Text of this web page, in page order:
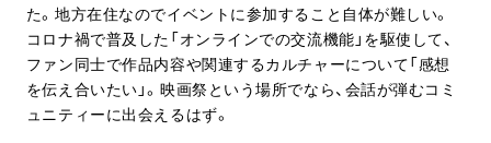
た。地方在住なのでイベントに参加すること自体が難しい。
コロナ禍で普及した「オンラインでの交流機能」を駆使して、
ファン同士で作品内容や関連するカルチャーについて「感想
を伝え合いたい」。映画祭という場所でなら、会話が弾むコミ
ュニティーに出会えるはず。